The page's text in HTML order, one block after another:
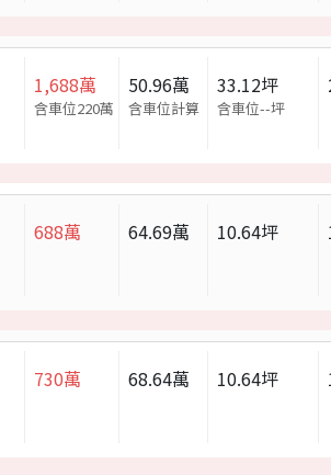
1,688萬
含車位220萬
50.96萬
含車位計算
33.12坪
含車位--坪
688萬 64.69萬 10.64坪
730萬 68.64萬 10.64坪